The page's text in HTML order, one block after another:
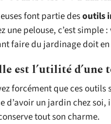
font partie desoutils
une pelouse, c’est simple
faire du jardinage doit en
est l’utilité d’une
forcément que ces
d’avoir un jardin chez
tout son charme.